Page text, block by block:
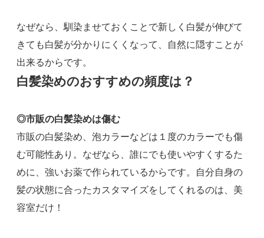
なぜなら、馴染ませておくことで新しく白髪が伸びて
きても白髪が分かりにくくなって、自然に隠すことが
出来るからです。
白髪染めのおすすめの頻度は？
◎市販の白髪染めは傷む
市販の白髪染め、泡カラーなどは１度のカラーでも傷
む可能性あり。なぜなら、誰にでも使いやすくするた
めに、強いお薬で作られているからです。自分自身の
髪の状態に合ったカスタマイズをしてくれるのは、美
容室だけ！